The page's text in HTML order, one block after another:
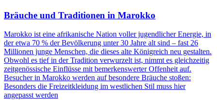
Bräuche und Traditionen in Marokko
Marokko ist eine afrikanische Nation voller jugendlicher Energie, in
der etwa 70 % der Bevölkerung unter 30 Jahre alt sind – fast 26
Millionen junge Menschen, die dieses alte Königreich neu gestalten.
Obwohl es tief in der Tradition verwurzelt ist, nimmt es gleichzeitig
zeitgenössische Einflüsse mit bemerkenswerter Offenheit auf.
Besucher in Marokko werden auf besondere Bräuche stoßen:
Besonders die Freizeitkleidung im westlichen Stil muss hier
angepasst werden